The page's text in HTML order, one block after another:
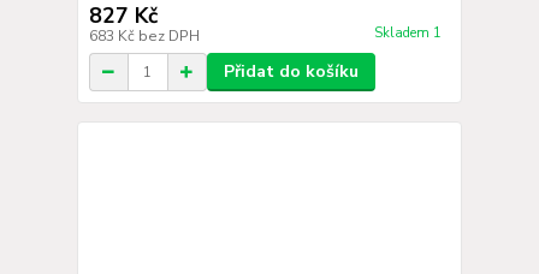
827 Kč
683 Kč bez DPH Skladem 1
Přidat do košíku